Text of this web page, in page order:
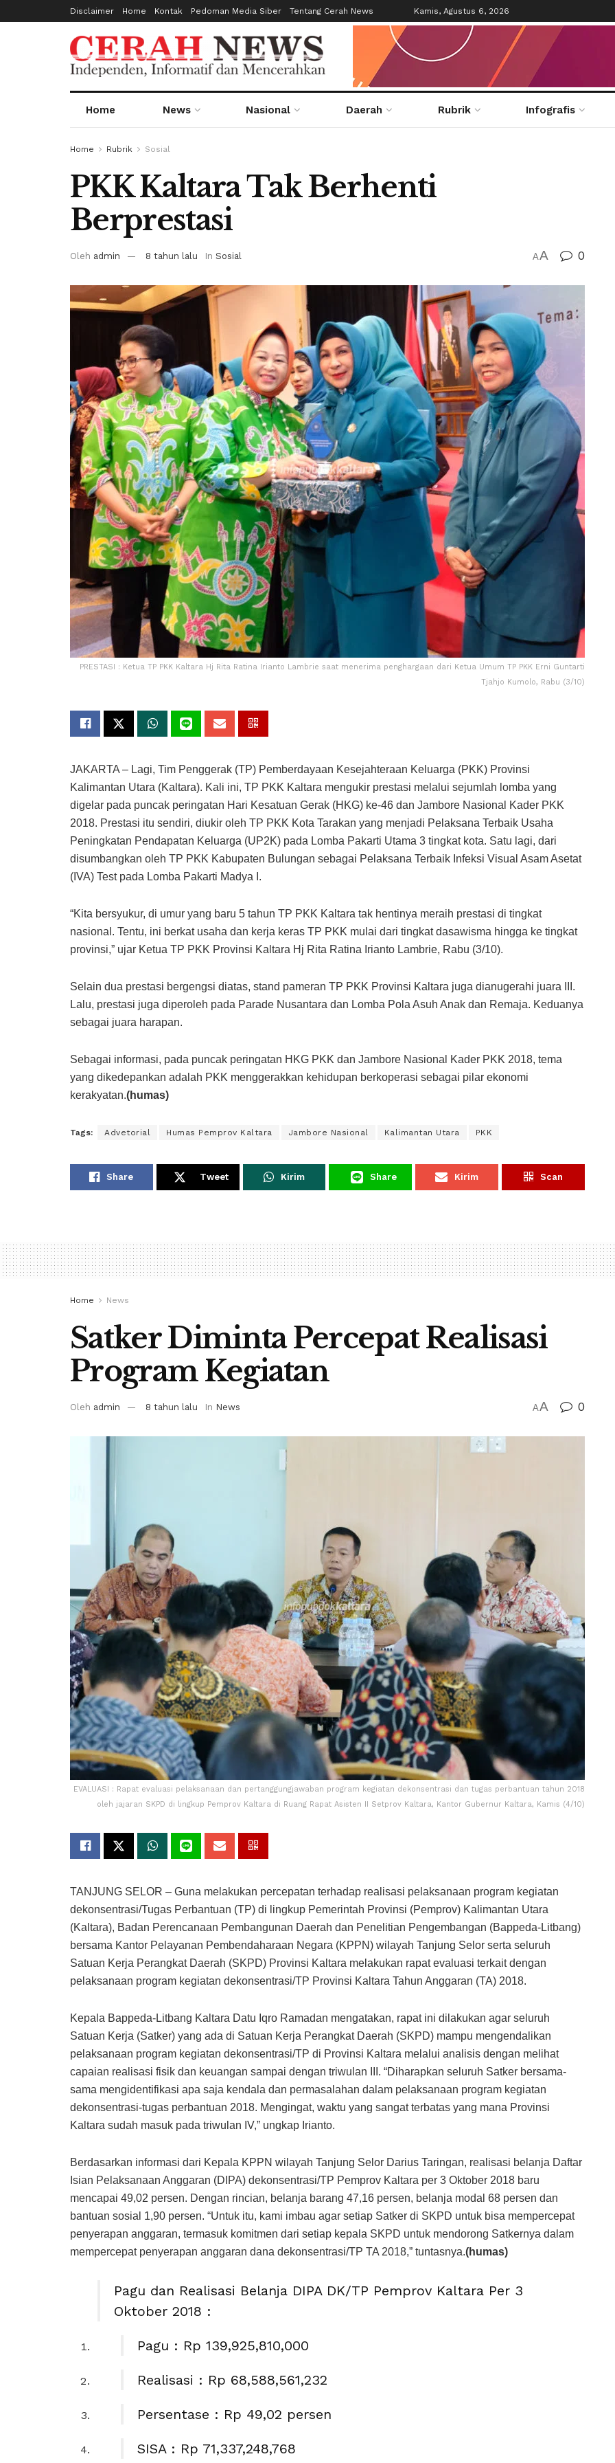
Disclaimer Home Kontak Pedoman Media Siber Tentang Cerah News Kamis, Agustus 6, 2026
Home News Nasional Daerah Rubrik Infografis
Home Rubrik Sosial
PKK Kaltara Tak Berhenti
Berprestasi
Oleh admin 8 tahun lalu In Sosial AA 0
PRESTASI : Ketua TP PKK Kaltara Hj Rita Ratina Irianto Lambrie saat menerima penghargaan dari Ketua Umum TP PKK Erni Guntarti
Tjahjo Kumolo, Rabu (3/10)
JAKARTA – Lagi, Tim Penggerak (TP) Pemberdayaan Kesejahteraan Keluarga (PKK) Provinsi
Kalimantan Utara (Kaltara). Kali ini, TP PKK Kaltara mengukir prestasi melalui sejumlah lomba yang
digelar pada puncak peringatan Hari Kesatuan Gerak (HKG) ke-46 dan Jambore Nasional Kader PKK
2018. Prestasi itu sendiri, diukir oleh TP PKK Kota Tarakan yang menjadi Pelaksana Terbaik Usaha
Peningkatan Pendapatan Keluarga (UP2K) pada Lomba Pakarti Utama 3 tingkat kota. Satu lagi, dari
disumbangkan oleh TP PKK Kabupaten Bulungan sebagai Pelaksana Terbaik Infeksi Visual Asam Asetat
(IVA) Test pada Lomba Pakarti Madya I.
“Kita bersyukur, di umur yang baru 5 tahun TP PKK Kaltara tak hentinya meraih prestasi di tingkat
nasional. Tentu, ini berkat usaha dan kerja keras TP PKK mulai dari tingkat dasawisma hingga ke tingkat
provinsi,” ujar Ketua TP PKK Provinsi Kaltara Hj Rita Ratina Irianto Lambrie, Rabu (3/10).
Selain dua prestasi bergengsi diatas, stand pameran TP PKK Provinsi Kaltara juga dianugerahi juara III.
Lalu, prestasi juga diperoleh pada Parade Nusantara dan Lomba Pola Asuh Anak dan Remaja. Keduanya
sebagai juara harapan.
Sebagai informasi, pada puncak peringatan HKG PKK dan Jambore Nasional Kader PKK 2018, tema
yang dikedepankan adalah PKK menggerakkan kehidupan berkoperasi sebagai pilar ekonomi
kerakyatan.(humas)
Tags: Advetorial Humas Pemprov Kaltara Jambore Nasional Kalimantan Utara PKK
Share Tweet Kirim Share Kirim Scan
Home News
Satker Diminta Percepat Realisasi
Program Kegiatan
Oleh admin 8 tahun lalu In News AA 0
EVALUASI : Rapat evaluasi pelaksanaan dan pertanggungjawaban program kegiatan dekonsentrasi dan tugas perbantuan tahun 2018
oleh jajaran SKPD di lingkup Pemprov Kaltara di Ruang Rapat Asisten II Setprov Kaltara, Kantor Gubernur Kaltara, Kamis (4/10)
TANJUNG SELOR – Guna melakukan percepatan terhadap realisasi pelaksanaan program kegiatan
dekonsentrasi/Tugas Perbantuan (TP) di lingkup Pemerintah Provinsi (Pemprov) Kalimantan Utara
(Kaltara), Badan Perencanaan Pembangunan Daerah dan Penelitian Pengembangan (Bappeda-Litbang)
bersama Kantor Pelayanan Pembendaharaan Negara (KPPN) wilayah Tanjung Selor serta seluruh
Satuan Kerja Perangkat Daerah (SKPD) Provinsi Kaltara melakukan rapat evaluasi terkait dengan
pelaksanaan program kegiatan dekonsentrasi/TP Provinsi Kaltara Tahun Anggaran (TA) 2018.
Kepala Bappeda-Litbang Kaltara Datu Iqro Ramadan mengatakan, rapat ini dilakukan agar seluruh
Satuan Kerja (Satker) yang ada di Satuan Kerja Perangkat Daerah (SKPD) mampu mengendalikan
pelaksanaan program kegiatan dekonsentrasi/TP di Provinsi Kaltara melalui analisis dengan melihat
capaian realisasi fisik dan keuangan sampai dengan triwulan III. “Diharapkan seluruh Satker bersama-
sama mengidentifikasi apa saja kendala dan permasalahan dalam pelaksanaan program kegiatan
dekonsentrasi-tugas perbantuan 2018. Mengingat, waktu yang sangat terbatas yang mana Provinsi
Kaltara sudah masuk pada triwulan IV,” ungkap Irianto.
Berdasarkan informasi dari Kepala KPPN wilayah Tanjung Selor Darius Taringan, realisasi belanja Daftar
Isian Pelaksanaan Anggaran (DIPA) dekonsentrasi/TP Pemprov Kaltara per 3 Oktober 2018 baru
mencapai 49,02 persen. Dengan rincian, belanja barang 47,16 persen, belanja modal 68 persen dan
bantuan sosial 1,90 persen. “Untuk itu, kami imbau agar setiap Satker di SKPD untuk bisa mempercepat
penyerapan anggaran, termasuk komitmen dari setiap kepala SKPD untuk mendorong Satkernya dalam
mempercepat penyerapan anggaran dana dekonsentrasi/TP TA 2018,” tuntasnya.(humas)
Pagu dan Realisasi Belanja DIPA DK/TP Pemprov Kaltara Per 3
Oktober 2018 :
Pagu : Rp 139,925,810,000
Realisasi : Rp 68,588,561,232
Persentase : Rp 49,02 persen
SISA : Rp 71,337,248,768